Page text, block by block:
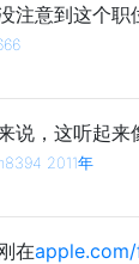
注意到这个职
说，这听起
2011年
在